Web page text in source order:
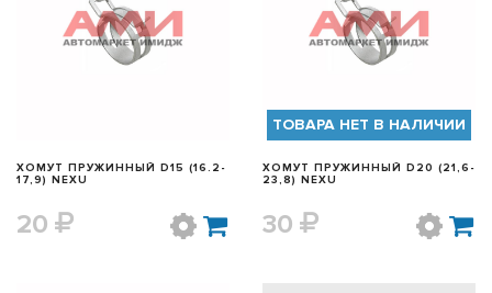
БЫСТРЫЙ ПРОСМОТР
ХОМУТ ПРУЖИННЫЙ D15 (16.2-
17,9) NEXU
20
БЫСТРЫЙ ПРОСМОТР
ТОВАРА НЕТ В НАЛИЧИИ
ХОМУТ ПРУЖИННЫЙ D20 (21,6-
23,8) NEXU
30